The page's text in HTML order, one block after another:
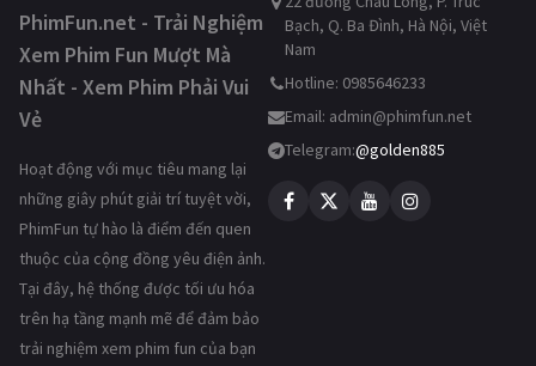
PhimFun.net - Trải Nghiệm
Xem Phim Fun Mượt Mà
Nhất - Xem Phim Phải Vui
Vẻ
Hoạt động với mục tiêu mang lại
những giây phút giải trí tuyệt vời,
PhimFun tự hào là điểm đến quen
thuộc của cộng đồng yêu điện ảnh.
Tại đây, hệ thống được tối ưu hóa
trên hạ tầng mạnh mẽ để đảm bảo
trải nghiệm xem phim fun của bạn
Bạch, Q. Ba Đình, Hà Nội, Việt
Nam
Hotline: 0985646233
Email: admin@phimfun.net
Telegram:@golden885